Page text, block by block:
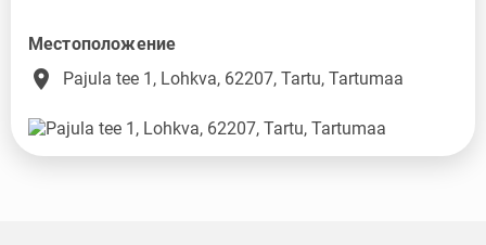
Местоположение
place Pajula tee 1, Lohkva, 62207, Tartu, Tartumaa